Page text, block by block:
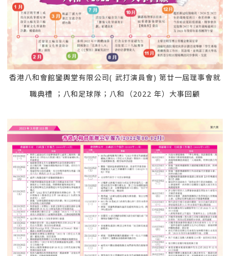
香港八和會館鑾輿堂有限公司( 武打演員會) 第廿一屆理事會就
職典禮 ；八和足球隊；八和（2022 年）大事回顧